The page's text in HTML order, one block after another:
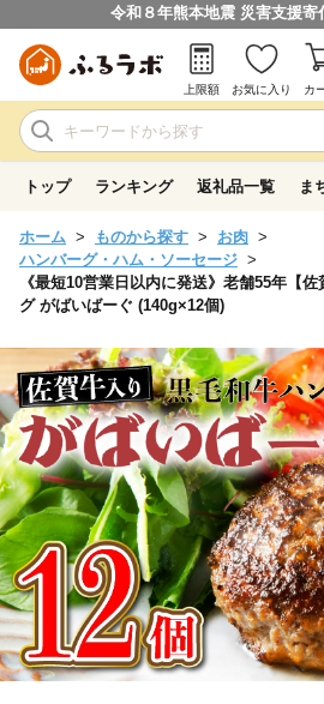
令和８年熊本地震 災害支援寄
上限額 お気に入り カ
トップ ランキング 返礼品一覧 ま
ホーム ものから探す
お肉
ハンバーグ・ハム・ソーセージ
《最短10営業日以内に発送》老舗55年【
グ がばいばーぐ (140g×12個)